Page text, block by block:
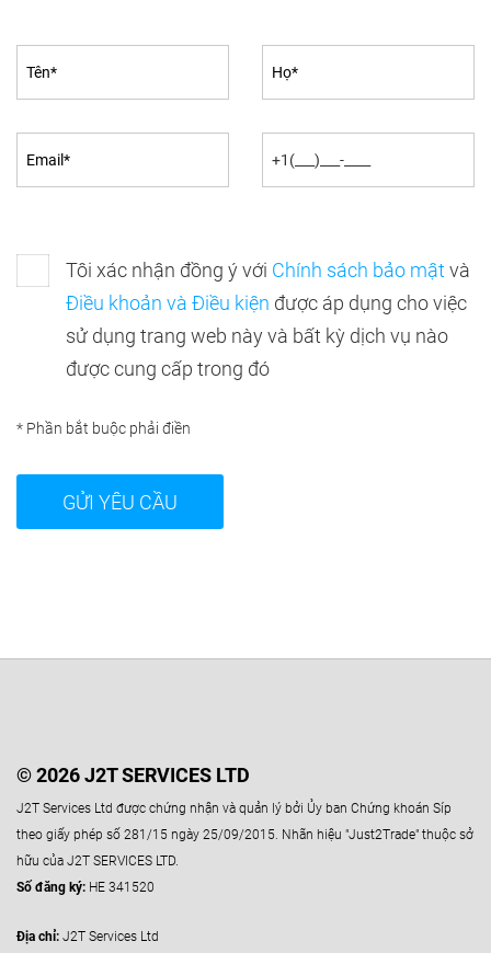
Tôi xác nhận đồng ý với Chính sách bảo mật và
Điều khoản và Điều kiện được áp dụng cho việc
sử dụng trang web này và bất kỳ dịch vụ nào
được cung cấp trong đó
* Phần bắt buộc phải điền
© 2026 J2T SERVICES LTD
J2T Services Ltd được chứng nhận và quản lý bởi Ủy ban Chứng khoán Síp
theo giấy phép số 281/15 ngày 25/09/2015. Nhãn hiệu "Just2Trade" thuộc sở
hữu của J2T SERVICES LTD.
Số đăng ký: HE 341520
Địa chỉ: J2T Services Ltd